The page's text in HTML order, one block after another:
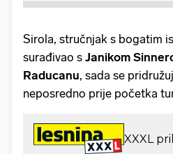
Sirola, stručnjak s bogatim
surađivao s Janikom
Raducanu, sada se
neposredno prije početka